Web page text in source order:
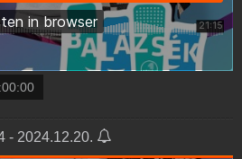
- 2024.12.20.